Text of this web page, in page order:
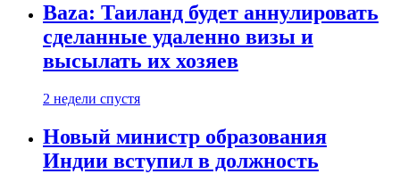
Baza: Таиланд будет аннулировать
сделанные удаленно визы и
высылать их хозяев
2 недели спустя
Новый министр образования
Индии вступил в должность